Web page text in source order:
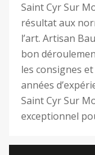
Saint Cyr Sur
résultat aux
l’art. Artisan
bon
les consignes
années
Saint Cyr Sur
exceptionnel